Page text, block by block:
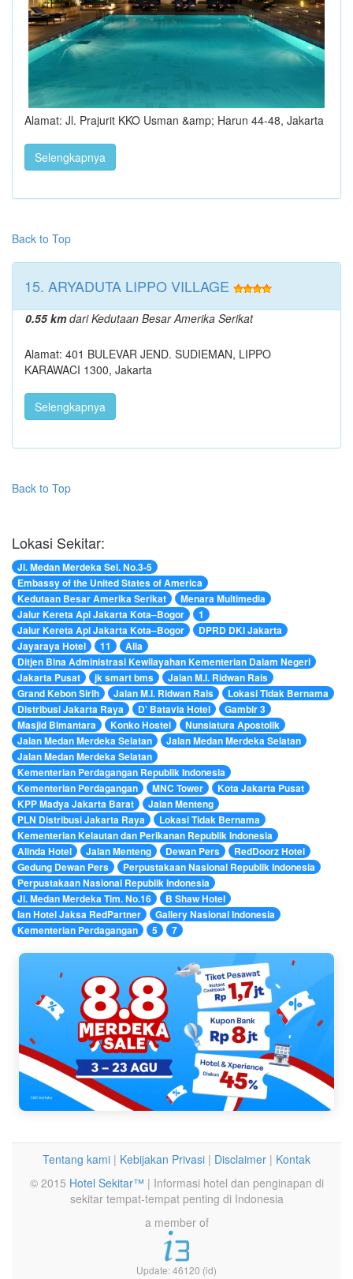
Alamat: Jl. Prajurit KKO Usman &amp; Harun 44-48, Jakarta
Selengkapnya
Back to Top
15. ARYADUTA LIPPO VILLAGE
0.55 kmdari Kedutaan Besar Amerika Serikat
Alamat: 401 BULEVAR JEND. SUDIEMAN, LIPPO
KARAWACI 1300, Jakarta
Selengkapnya
Back to Top
Lokasi Sekitar:
Jl. Medan Merdeka Sel. No.3-5
Embassy of the United States of America
Kedutaan Besar Amerika Serikat
Menara Multimedia
Jalur Kereta Api Jakarta Kota–Bogor
1
Jalur Kereta Api Jakarta Kota–Bogor
DPRD DKI Jakarta
Jayaraya Hotel
11
Alia
Ditjen Bina Administrasi Kewilayahan Kementerian Dalam Negeri
Jakarta Pusat
jk smart bms
Jalan M.I. Ridwan Rais
Grand Kebon Sirih
Jalan M.I. Ridwan Rais
Lokasi Tidak Bernama
Distribusi Jakarta Raya
D' Batavia Hotel
Gambir 3
Masjid Bimantara
Konko Hostel
Nunsiatura Apostolik
Jalan Medan Merdeka Selatan
Jalan Medan Merdeka Selatan
Jalan Medan Merdeka Selatan
Kementerian Perdagangan Republik Indonesia
Kementerian Perdagangan
MNC Tower
Kota Jakarta Pusat
KPP Madya Jakarta Barat
Jalan Menteng
PLN Distribusi Jakarta Raya
Lokasi Tidak Bernama
Kementerian Kelautan dan Perikanan Republik Indonesia
Alinda Hotel
Jalan Menteng Dewan Pers
RedDoorz Hotel
Gedung Dewan Pers
Perpustakaan Nasional Republik Indonesia
Perpustakaan Nasional Republik Indonesia
Jl. Medan Merdeka Tim. No.16
B Shaw Hotel
Ian Hotel Jaksa RedPartner
Gallery Nasional Indonesia
Kementerian Perdagangan
5 7
Tentang kami | Kebijakan Privasi | Disclaimer | Kontak
© 2015 Hotel Sekitar™ | Informasi hotel dan penginapan di
sekitar tempat-tempat penting di Indonesia
a member of
Update: 46120 (id)